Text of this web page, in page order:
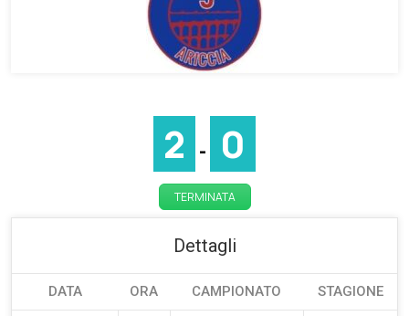
2 - 0
TERMINATA
Dettagli
DATA ORA CAMPIONATO STAGIONE